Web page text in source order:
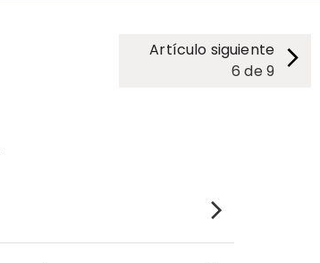
Artículo siguiente
6 de9